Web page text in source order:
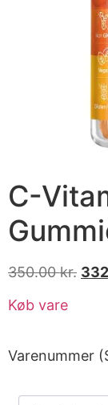
C-
350.00kr.
Køb vare
Varenummer